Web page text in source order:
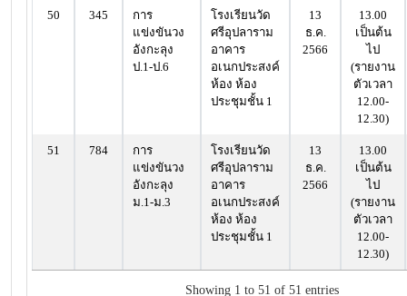
50 345
การ
แข่งขันวง
อังกะลุง
ป.1-ป.6
โรงเรียนวัด
ศรีอุปลาราม
อาคาร
อเนกประสงค์
ห้อง ห้อง
ประชุมชั้น 1
13
ธ.ค.
2566
13.00
เป็นต้น
ไป
(รายงาน
ตัวเวลา
12.00-
12.30)
51 784
การ
แข่งขันวง
อังกะลุง
ม.1-ม.3
โรงเรียนวัด
ศรีอุปลาราม
อาคาร
อเนกประสงค์
ห้อง ห้อง
ประชุมชั้น 1
13
ธ.ค.
2566
13.00
เป็นต้น
ไป
(รายงาน
ตัวเวลา
12.00-
12.30)
Showing 1 to 51 of 51 entries